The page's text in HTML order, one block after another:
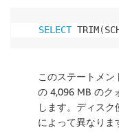
SELECT TRIM(
このステートメ
の 4,096 MB のク
します。ディス
によって異なりま